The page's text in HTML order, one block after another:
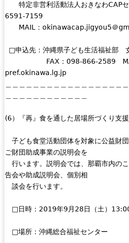
特定非営利活動法人おきなわ
6591-7159
MAIL：okinawacap.jigyou5＠
□申込先：沖縄県子ども生活福祉部
FAX：098-866-2589 MAIL
pref.okinawa.lg.jp
(6）『再』食を通した居場所づくり支
子ども食堂活動団体を対象に公益財
ご財団助成事業の説明会を
行います。説明会では、那覇市内の
告会や助成説明会、個別相
談会を行います。
□日時：2019年9月28日（土）
□場所：沖縄総合福祉センター